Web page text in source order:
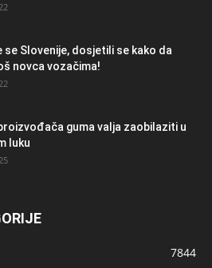
se Slovenije, dosjetili se kako da
novca vozačima!
guma valja zaobilaziti u
luku
7844